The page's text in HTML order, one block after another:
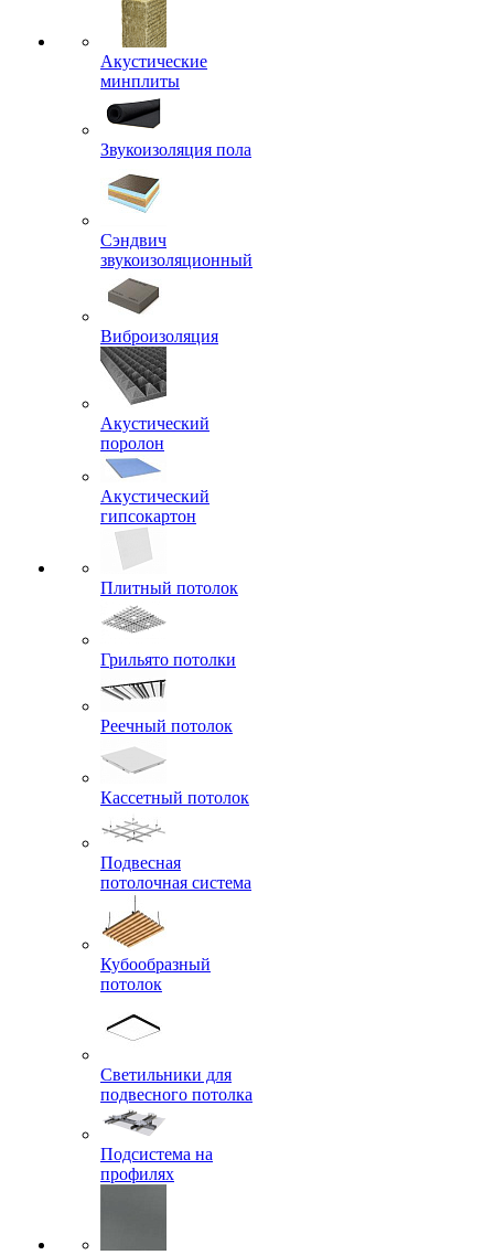
Акустические
минплиты
Звукоизоляция пола
Сэндвич
звукоизоляционный
Виброизоляция
Акустический
поролон
Акустический
гипсокартон
Плитный потолок
Грильято потолки
Реечный потолок
Кассетный потолок
Подвесная
потолочная система
Кубообразный
потолок
Светильники для
подвесного потолка
Подсистема на
профилях